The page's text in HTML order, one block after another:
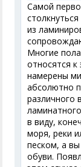
Самой
из
Многие
относятся
намерены
абсолютно
различного
в виду,
моря, реки
песком, а
обуви.